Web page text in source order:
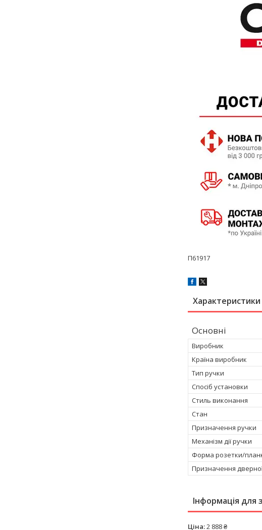
П61917
Характеристики
Основні
Виробник
Країна виробник
Тип ручки
Спосіб установки
Стиль виконання
Стан
Призначення ручки
Механізм дії ручки
Форма розетки/
Призначення
Інформація для
Ціна:2 888 ₴